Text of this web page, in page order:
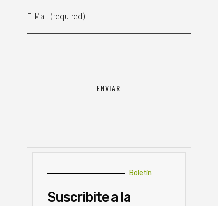
E-Mail (required)
Boletín
Suscribite a la